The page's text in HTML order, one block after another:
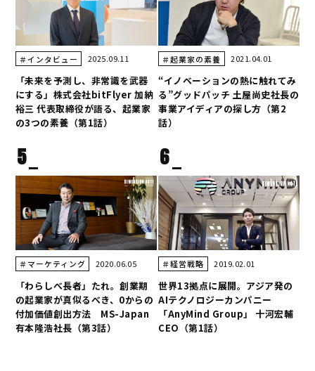
＃インタビュー 2025.09.11
「未来を予測し、非常識を武器
にする」株式会社bitFlyer 加納
裕三 代表取締役が語る、起業家
の3つの素養（第1話）
＃起業家の素養 2021.04.01
“イノベーションの熱に触れてみ
る”グッドパッチ 土屋尚史社長の
事業アイディアの探し方（第2
話）
5
＃マーケティング 2020.06.05
「わらしべ長者」たれ。創業期
の起業家が真似るべき、0からの
付加価値創出方法 MS-Japan
有本隆浩社長（第3話）
6
＃経営戦略 2019.02.01
世界13拠点に展開。アジア発の
AIテクノロジーカンパニー
「AnyMind Group」 十河宏輔
CEO（第1話）